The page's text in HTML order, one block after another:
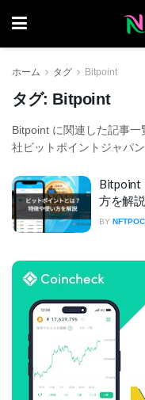
ホーム タグ Bitpoint
タグ: Bitpoint
Bitpoint に関連した記事
社ビットポイントジャパ
Bitpoint
方を解説
BY